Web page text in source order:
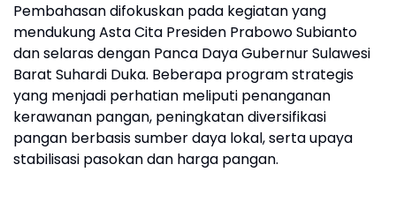
Pembahasan difokuskan pada kegiatan yang
mendukung Asta Cita Presiden Prabowo Subianto
dan selaras dengan Panca Daya Gubernur Sulawesi
Barat Suhardi Duka. Beberapa program strategis
yang menjadi perhatian meliputi penanganan
kerawanan pangan, peningkatan diversifikasi
pangan berbasis sumber daya lokal, serta upaya
stabilisasi pasokan dan harga pangan.